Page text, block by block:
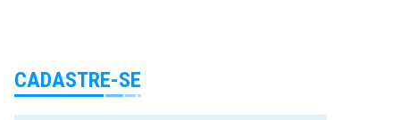
CADASTRE-SE